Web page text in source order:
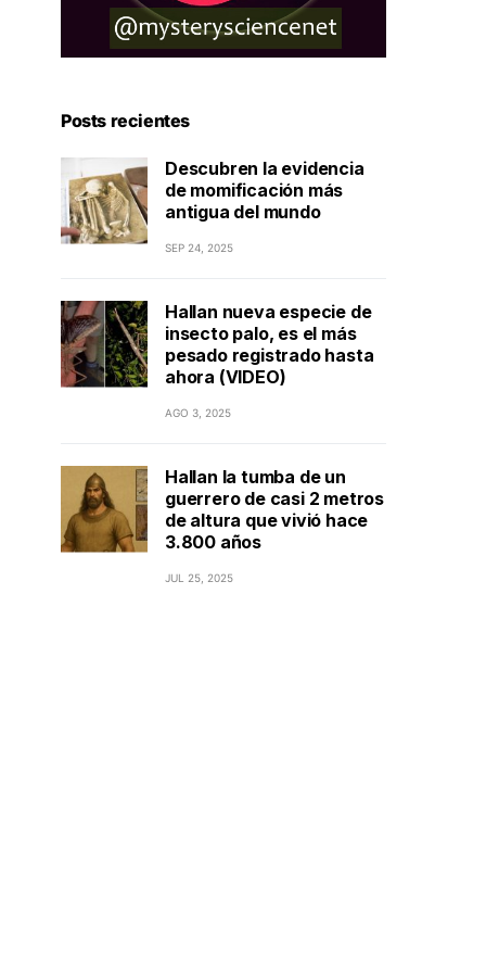
Posts recientes
Descubren la evidencia
de momificación más
antigua del mundo
SEP 24, 2025
Hallan nueva especie de
insecto palo, es el más
pesado registrado hasta
ahora (VIDEO)
AGO 3, 2025
Hallan la tumba de un
guerrero de casi 2 metros
de altura que vivió hace
3.800 años
JUL 25, 2025